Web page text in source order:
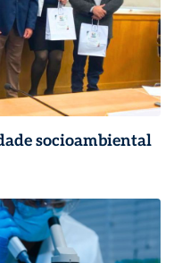
socioambiental